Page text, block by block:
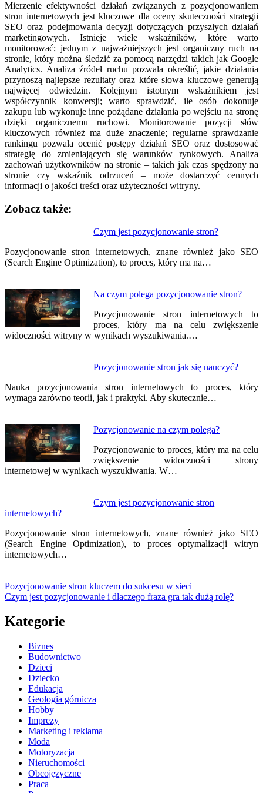
Mierzenie efektywności działań związanych z pozycjonowaniem
stron internetowych jest kluczowe dla oceny skuteczności strategii
SEO oraz podejmowania decyzji dotyczących przyszłych działań
marketingowych. Istnieje wiele wskaźników, które warto
monitorować; jednym z najważniejszych jest organiczny ruch na
stronie, który można śledzić za pomocą narzędzi takich jak Google
Analytics. Analiza źródeł ruchu pozwala określić, jakie działania
przynoszą najlepsze rezultaty oraz które słowa kluczowe generują
najwięcej odwiedzin. Kolejnym istotnym wskaźnikiem jest
współczynnik konwersji; warto sprawdzić, ile osób dokonuje
zakupu lub wykonuje inne pożądane działania po wejściu na stronę
dzięki organicznemu ruchowi. Monitorowanie pozycji słów
kluczowych również ma duże znaczenie; regularne sprawdzanie
rankingu pozwala ocenić postępy działań SEO oraz dostosować
strategię do zmieniających się warunków rynkowych. Analiza
zachowań użytkowników na stronie – takich jak czas spędzony na
stronie czy wskaźnik odrzuceń – może dostarczyć cennych
informacji o jakości treści oraz użyteczności witryny.
Zobacz także:
Czym jest pozycjonowanie stron?
Pozycjonowanie stron internetowych, znane również jako SEO
(Search Engine Optimization), to proces, który ma na…
Na czym polega pozycjonowanie stron?
Pozycjonowanie stron internetowych to
proces, który ma na celu zwiększenie
widoczności witryny w wynikach wyszukiwania.…
Pozycjonowanie stron jak się nauczyć?
Nauka pozycjonowania stron internetowych to proces, który
wymaga zarówno teorii, jak i praktyki. Aby skutecznie…
Pozycjonowanie na czym polega?
Pozycjonowanie to proces, który ma na celu
zwiększenie widoczności strony
internetowej w wynikach wyszukiwania. W…
Czym jest pozycjonowanie stron
internetowych?
Pozycjonowanie stron internetowych, znane również jako SEO
(Search Engine Optimization), to proces optymalizacji witryn
internetowych…
wpisu
Pozycjonowanie stron kluczem do sukcesu w sieci
Czym jest pozycjonowanie i dlaczego fraza gra tak dużą rolę?
Kategorie
Biznes
Budownictwo
Dzieci
Dziecko
Edukacja
Geologia górnicza
Hobby
Imprezy
Marketing i reklama
Moda
Motoryzacja
Nieruchomości
Obcojęzyczne
Praca